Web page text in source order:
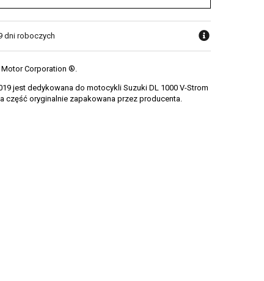
dni roboczych
Motor Corporation ®.
jest dedykowana do motocykli Suzuki DL 1000 V-Strom
część oryginalnie zapakowana przez producenta.